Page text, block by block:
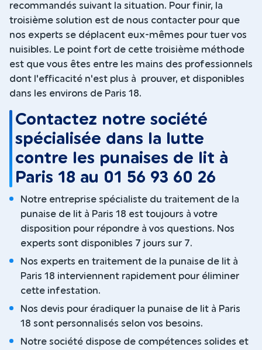
recommandés suivant la situation. Pour finir, la
troisième solution est de nous contacter pour que
nos experts se déplacent eux-mêmes pour tuer vos
nuisibles. Le point fort de cette troisième méthode
est que vous êtes entre les mains des professionnels
dont l'efficacité n'est plus à prouver, et disponibles
dans les environs de Paris 18.
Contactez notre société
spécialisée dans la lutte
contre les punaises de lit à
Paris 18 au 01 56 93 60 26
Notre entreprise spécialiste du traitement de la
punaise de lit à Paris 18 est toujours à votre
disposition pour répondre à vos questions. Nos
experts sont disponibles 7 jours sur 7.
Nos experts en traitement de la punaise de lit à
Paris 18 interviennent rapidement pour éliminer
cette infestation.
Nos devis pour éradiquer la punaise de lit à Paris
18 sont personnalisés selon vos besoins.
Notre société dispose de compétences solides et